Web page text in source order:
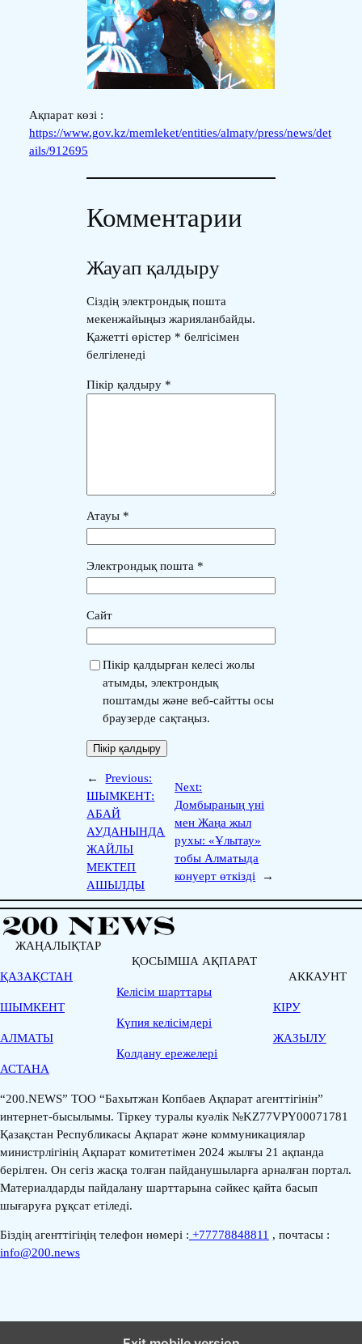
Ақпарат көзі :
https://www.gov.kz/memleket/entities/almaty/press/news/det
ails/912695
Комментарии
Жауап қалдыру
Сіздің электрондық пошта
мекенжайыңыз жарияланбайды.
Қажетті өрістер * белгісімен
белгіленеді
Пікір қалдыру *
Атауы *
Электрондық пошта *
Сайт
Пікір қалдырған келесі жолы
атымды, электрондық
поштамды және веб-сайтты осы
браузерде сақтаңыз.
←
Previous:
ШЫМКЕНТ:
АБАЙ
АУДАНЫНДА
ЖАЙЛЫ
МЕКТЕП
АШЫЛДЫ
Next:
Домбыраның үні
мен Жаңа жыл
рухы: «Ұлытау»
тобы Алматыда
конуерт өткізді
→
ЖАҢАЛЫҚТАР
ҚАЗАҚСТАН
ШЫМКЕНТ
АЛМАТЫ
АСТАНА
ҚОСЫМША АҚПАРАТ
Келісім шарттары
Қүпия келісімдері
Қолдану ережелері
АККАУНТ
КІРУ
ЖАЗЫЛУ
“200.NEWS” ТОО “Бахытжан Копбаев Ақпарат агенттігінін”
интернет-бысылымы. Тіркеу туралы куәлік №KZ77VPY00071781
Қазақстан Республикасы Ақпарат және коммуникациялар
министрлігінің Ақпарат комитетімен 2024 жылғы 21 ақпанда
берілген. Он сегіз жасқа толған пайданушыларға арналған портал.
Материалдарды пайдалану шарттарына сәйкес қайта басып
шығаруға рұқсат етіледі.
Біздің агенттігіңің телефон нөмері : +77778848811 , почтасы :
info@200.news